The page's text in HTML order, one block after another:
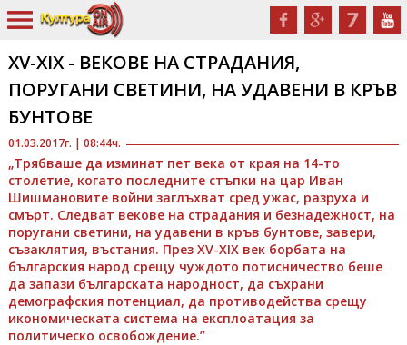
01.03.2017г. | 08:44ч.
XV-XIX - ВЕКОВЕ НА СТРАДАНИЯ,
ПОРУГАНИ СВЕТИНИ, НА УДАВЕНИ В КРЪВ
БУНТОВЕ
„Трябваше да изминат пет века от края на 14-то
столетие, когато последните стъпки на цар Иван
Шишмановите войни заглъхват сред ужас, разруха и
смърт. Следват векове на страдания и безнадежност, на
поругани светини, на удавени в кръв бунтове, завери,
съзаклятия, въстания. През XV-XIX век борбата на
българския народ срещу чуждото потисничество беше
да запази българската народност, да съхрани
демографския потенциал, да противодейства срещу
икономическата система на експлоатация за
политическо освобождение.”